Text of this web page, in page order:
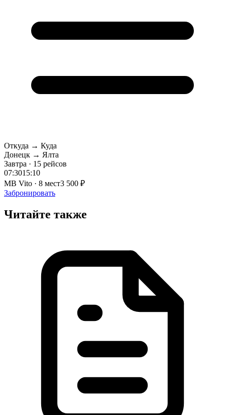
Откуда → Куда
Донецк → Ялта
Завтра · 15 рейсов
07:3015:10
MB Vito · 8 мест3 500 ₽
Забронировать
Читайте также